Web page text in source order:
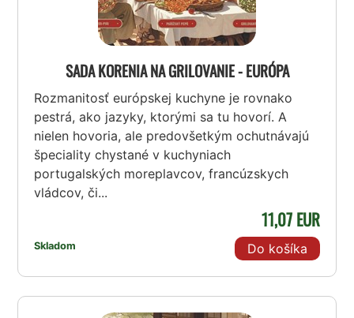
SADA KORENIA NA GRILOVANIE - EURÓPA
Rozmanitosť európskej kuchyne je rovnako
pestrá, ako jazyky, ktorými sa tu hovorí. A
nielen hovoria, ale predovšetkým ochutnávajú
špeciality chystané v kuchyniach
portugalských moreplavcov, francúzskych
vládcov, či...
Skladom
11,07 EUR
Do košíka